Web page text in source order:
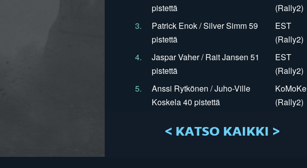
pistettä
(Rally2)
3.
Patrick Enok / Silver Simm 59
pistettä
EST
(Rally2)
4.
Jaspar Vaher / Rait Jansen 51
pistettä
EST
(Rally2)
5.
Anssi Rytkönen / Juho-Ville
Koskela 40 pistettä
KoMoKe
(Rally2)
< KATSO KAIKKI >